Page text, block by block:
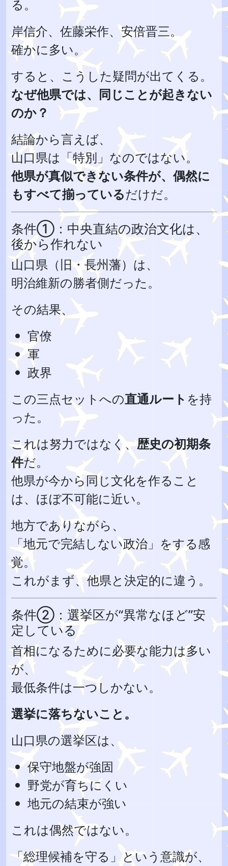
る。
岸信介、佐藤栄作、安倍晋三。
確かに多い。
すると、こうした疑問が出てくる。
なぜ他県では、同じことが起きない
のか？
結論から言えば、
山口県は「特別」なのではない。
他県が真似できない条件が、偶然に
もすべて揃っているだけだ。
条件①：中央直結の政治文化は、
後から作れない
山口県（旧・長州藩）は、
明治維新の勝者側だった。
その結果、
官僚
軍
政界
この三点セットへの直通ルート を持
った。
これは努力ではなく、 歴史の初期条
件だ。
他県が今から同じ文化を作ること
は、ほぼ不可能に近い。
地方でありながら、
「地元で完結しない政治」をする感
覚。
これがまず、他県と決定的に違う。
条件②：選挙区が“異常なほど”安
定している
首相になるために必要な能力は多い
が、
最低条件は一つしかない。
選挙に落ちないこと。
山口県の選挙区は、
保守地盤が強固
野党が育ちにくい
地元の結束が強い
これは偶然ではない。
「総理候補を守る」という意識が、